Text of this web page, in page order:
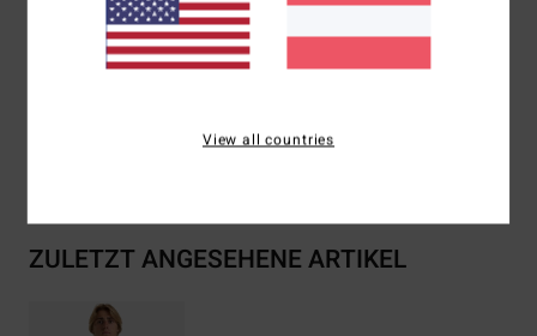
Flaggenlabel an der Seitennaht
Zusammensetzung[Hauptstoff] 100 % Bio-Baumwolle
ZULETZT ANGESEHENE ARTIKEL
View all countries